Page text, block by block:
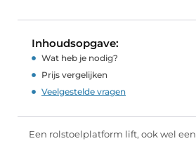
Inhoudsopgave:
Wat heb je nodig?
Prijs vergelijken
Veelgestelde vragen
Een rolstoelplatform lift, ook wel een